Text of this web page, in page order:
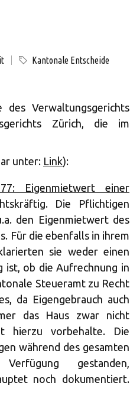
Kantonale Entscheide
des Verwaltungsgerichts
Zürich, die im
unter: Link):
Eigenmietwert einer
Die Pflichtigen
den Eigenmietwert des
Für die ebenfalls in ihrem
sie weder einen
ob die Aufrechnung in
Steueramt zu Recht
da Eigengebrauch auch
das Haus zwar nicht
hierzu vorbehalte. Die
während des gesamten
gestanden,
noch dokumentiert.